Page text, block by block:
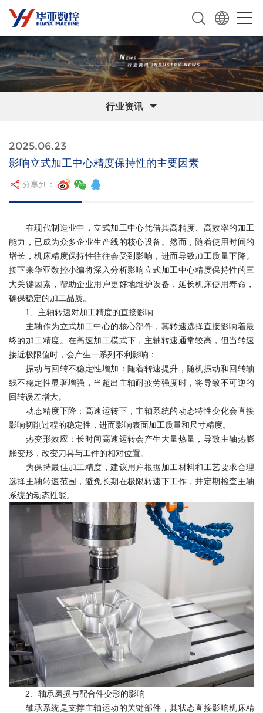
行业资讯
2025.06.23
影响立式加工中心精度保持性的主要因素
分享到：
在现代制造业中，立式加工中心凭借其高精度、高效率的加工
能力，已成为众多企业生产线的核心设备。然而，随着使用时间的
增长，机床精度保持性往往会受到影响，进而导致加工质量下降。
接下来华亚数控小编将深入分析影响立式加工中心精度保持性的三
大关键因素，帮助企业用户更好地维护设备，延长机床使用寿命，
确保稳定的加工品质。
1、主轴转速对加工精度的直接影响
主轴作为立式加工中心的核心部件，其转速选择直接影响着最
终的加工精度。在高速加工模式下，主轴转速通常较高，但当转速
接近极限值时，会产生一系列不利影响：
振动与回转不稳定性增加：随着转速提升，随机振动和回转轴
线不稳定性显著增强，当超出主轴耐疲劳强度时，将导致不可逆的
回转误差增大。
动态精度下降：高速运转下，主轴系统的动态特性变化会直接
影响切削过程的稳定性，进而影响表面加工质量和尺寸精度。
热变形效应：长时间高速运转会产生大量热量，导致主轴热膨
胀变形，改变刀具与工件的相对位置。
为保持最佳加工精度，建议用户根据加工材料和工艺要求合理
选择主轴转速范围，避免长期在极限转速下工作，并定期检查主轴
系统的动态性能。
2、轴承磨损与配合件变形的影响
轴承系统是支撑主轴运动的关键部件，其状态直接影响机床精